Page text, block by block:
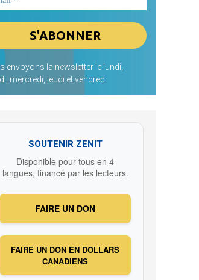
envoyons la newsletter le lundi,
mercredi, jeudi et vendredi
SOUTENIR ZENIT
Disponible pour tous en 4
langues, financé par les lecteurs.
FAIRE UN DON
FAIRE UN DON EN DOLLARS
CANADIENS